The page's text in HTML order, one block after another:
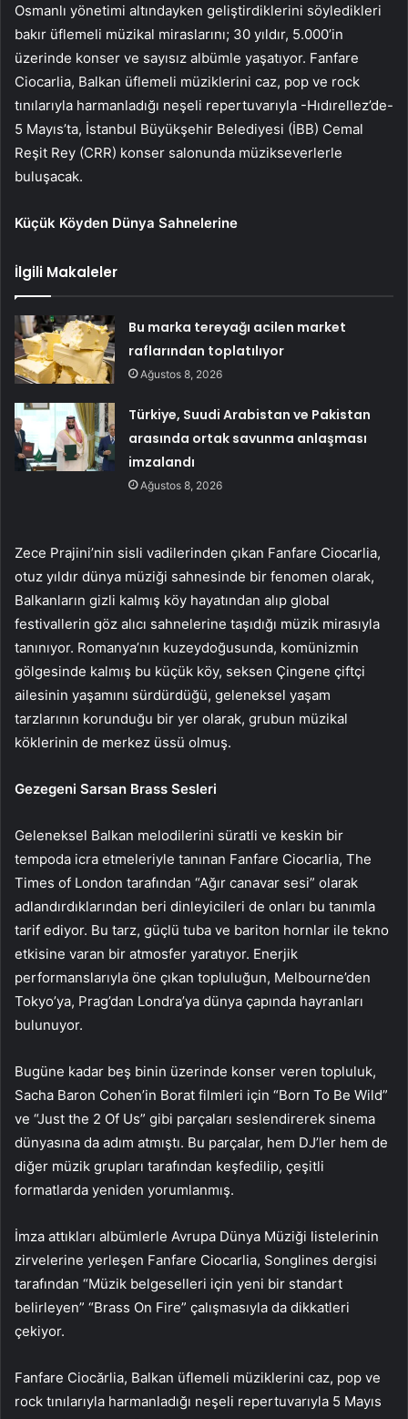
Osmanlı yönetimi altındayken geliştirdiklerini söyledikleri
bakır üflemeli müzikal miraslarını; 30 yıldır, 5.000’in
üzerinde konser ve sayısız albümle yaşatıyor. Fanfare
Ciocarlia, Balkan üflemeli müziklerini caz, pop ve rock
tınılarıyla harmanladığı neşeli repertuvarıyla -Hıdırellez’de-
5 Mayıs’ta, İstanbul Büyükşehir Belediyesi (İBB) Cemal
Reşit Rey (CRR) konser salonunda müzikseverlerle
buluşacak.
Küçük Köyden Dünya Sahnelerine
İlgili Makaleler
Bu marka tereyağı acilen market
raflarından toplatılıyor
Ağustos 8, 2026
Türkiye, Suudi Arabistan ve Pakistan
arasında ortak savunma anlaşması
imzalandı
Ağustos 8, 2026
Zece Prajini’nin sisli vadilerinden çıkan Fanfare Ciocarlia,
otuz yıldır dünya müziği sahnesinde bir fenomen olarak,
Balkanların gizli kalmış köy hayatından alıp global
festivallerin göz alıcı sahnelerine taşıdığı müzik mirasıyla
tanınıyor. Romanya’nın kuzeydoğusunda, komünizmin
gölgesinde kalmış bu küçük köy, seksen Çingene çiftçi
ailesinin yaşamını sürdürdüğü, geleneksel yaşam
tarzlarının korunduğu bir yer olarak, grubun müzikal
köklerinin de merkez üssü olmuş.
Gezegeni Sarsan Brass Sesleri
Geleneksel Balkan melodilerini süratli ve keskin bir
tempoda icra etmeleriyle tanınan Fanfare Ciocarlia, The
Times of London tarafından “Ağır canavar sesi” olarak
adlandırdıklarından beri dinleyicileri de onları bu tanımla
tarif ediyor. Bu tarz, güçlü tuba ve bariton hornlar ile tekno
etkisine varan bir atmosfer yaratıyor. Enerjik
performanslarıyla öne çıkan topluluğun, Melbourne’den
Tokyo’ya, Prag’dan Londra’ya dünya çapında hayranları
bulunuyor.
Bugüne kadar beş binin üzerinde konser veren topluluk,
Sacha Baron Cohen’in Borat filmleri için “Born To Be Wild”
ve “Just the 2 Of Us” gibi parçaları seslendirerek sinema
dünyasına da adım atmıştı. Bu parçalar, hem DJ’ler hem de
diğer müzik grupları tarafından keşfedilip, çeşitli
formatlarda yeniden yorumlanmış.
İmza attıkları albümlerle Avrupa Dünya Müziği listelerinin
zirvelerine yerleşen Fanfare Ciocarlia, Songlines dergisi
tarafından “Müzik belgeselleri için yeni bir standart
belirleyen” “Brass On Fire” çalışmasıyla da dikkatleri
çekiyor.
Fanfare Ciocărlia, Balkan üflemeli müziklerini caz, pop ve
rock tınılarıyla harmanladığı neşeli repertuvarıyla 5 Mayıs